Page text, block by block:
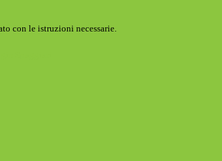
con le istruzioni necessarie.